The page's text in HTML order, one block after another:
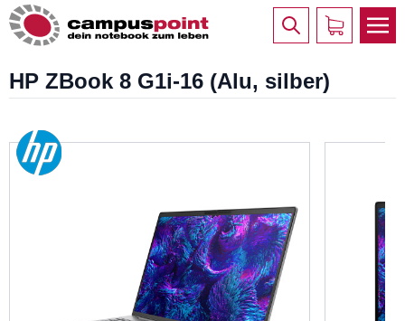
HP ZBook 8 G1i-16 (Alu, silber)